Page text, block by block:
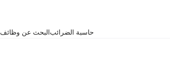
البحث عن وظائفحاسبة الضرائب